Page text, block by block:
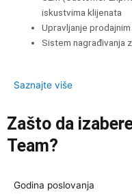
iskustvima klijenata
Upravljanje
Sistem nagrađivanja
Saznajte više
Zašto da
Team?
Godina poslovanja